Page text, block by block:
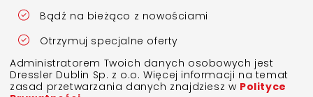
Bądź na bieżąco z nowościami
Otrzymuj specjalne oferty
Administratorem Twoich danych osobowych jest
Dressler Dublin Sp. z o.o. Więcej informacji na temat
zasad przetwarzania danych znajdziesz w Polityce